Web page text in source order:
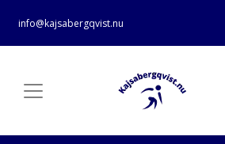
info@kajsabergqvist.nu